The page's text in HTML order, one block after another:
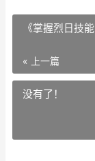
《掌握烈日技能
« 上一篇
没有了！